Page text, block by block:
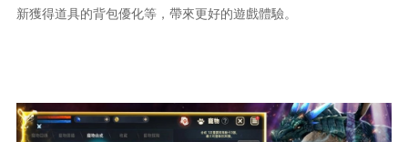
新獲得道具的背包優化等，帶來更好的遊戲體驗。